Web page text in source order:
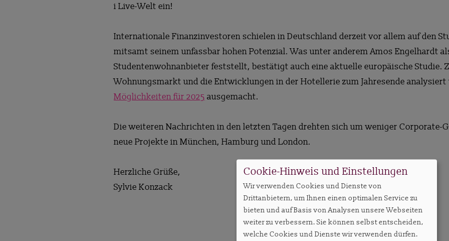
i Live-Welt ein!
Internationale Finanzinvestoren schielen in Deutschland derzeit vor allem auf den
mitsamt seinem unfassbar hohen Potenzial. Was unter anderem Amos Engelhardt
Studentenwohnanbieter feststellt, bestätigt auch eine aktuelle europäische Studie.
Wohnungsmarkt und die Entwicklungen in der Hotellerie zum Jahresende
Möglichkeiten für 2025 ausgemacht.
Die weiteren Nachrichten in den letzten Tagen drehten sich um weniger Corporate-
neue Projekte in München, Hamburg und London.
Herzliche Grüße,
Sylvie Konzack
Cookie-Hinweis und Einstellungen
Wir verwenden Cookies und Dienste von
Drittanbietern, um Ihnen einen optimalen Service zu
bieten und auf Basis von Analysen unsere Webseiten
weiter zu verbessern. Sie können selbst entscheiden,
welche Cookies und Dienste wir verwenden dürfen.